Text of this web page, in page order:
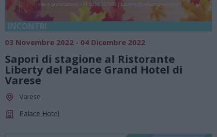
INCONTRI
03 Novembre 2022 - 04 Dicembre 2022
Sapori di stagione al Ristorante
Liberty del Palace Grand Hotel di
Varese
Varese
Palace Hotel